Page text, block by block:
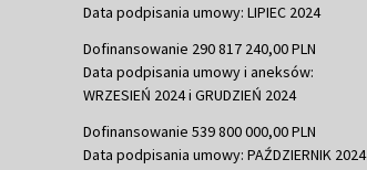
Data podpisania umowy: LIPIEC 2024
Dofinansowanie 290 817 240,00 PLN
Data podpisania umowy i aneksów:
WRZESIEŃ 2024 i GRUDZIEŃ 2024
Dofinansowanie 539 800 000,00 PLN
Data podpisania umowy: PAŹDZIERNIK 2024